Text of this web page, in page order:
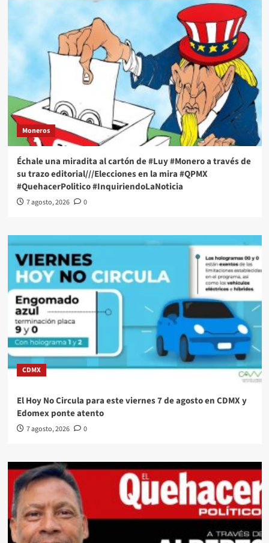
Moneros
Échale una miradita al cartón de #Luy #Monero a través de
su trazo editorial///Elecciones en la mira #QPMX
#QuehacerPolitico #InquiriendoLaNoticia
7 agosto, 2026 0
CDMX
El Hoy No Circula para este viernes 7 de agosto en CDMX y
Edomex ponte atento
7 agosto, 2026 0